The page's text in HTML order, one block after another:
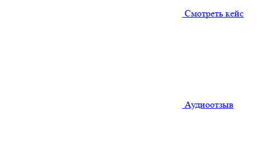
Смотреть кейс
Аудиоотзыв